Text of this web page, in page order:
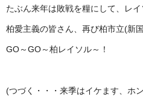
たぶん来年は敗戦を糧にして、レ
柏愛主義の皆さん、再び柏市立(新
GO～GO～柏レイソル～！
(つづく・・・来季はイケます、ホ